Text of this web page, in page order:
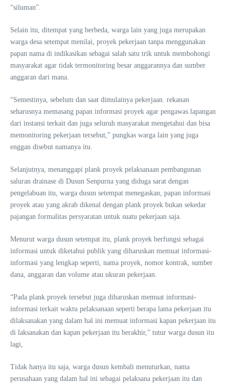
“siluman”.
Selain itu, ditempat yang berbeda, warga lain yang juga merupakan
warga desa setempat menilai, proyek pekerjaan tanpa menggunakan
papan nama di indikasikan sebagai salah satu trik untuk membohongi
masyarakat agar tidak termonitoring besar anggarannya dan sumber
anggaran dari mana.
“Semestinya, sebelum dan saat dimulainya pekerjaan. rekanan
seharusnya memasang papan informasi proyek agar pengawas lapangan
dari instansi terkait dan juga seluruh masyarakat mengetahui dan bisa
memonitoring pekerjaan tersebut,” pungkas warga lain yang juga
enggan disebut namanya itu.
Selanjutnya, menanggapi plank proyek pelaksanaan pembangunan
saluran drainase di Dusun Senpurna yang diduga sarat dengan
pengelabuan itu, warga dusun setempat menegaskan, papan informasi
proyek atau yang akrab dikenal dengan plank proyek bukan sekedar
pajangan formalitas persyaratan untuk suatu pekerjaan saja.
Menurut warga dusun setempat itu, plank proyek berfungsi sebagai
informasi untuk diketahui publik yang diharuskan memuat informasi-
informasi yang lengkap seperti, nama proyek, nomor kontrak, sumber
dana, anggaran dan volume atau ukuran pekerjaan.
“Pada plank proyek tersebut juga diharuskan memuat informasi-
informasi terkait waktu pelaksanaan seperti berapa lama pekerjaan itu
dilaksanakan yang dalam hal ini memuat informasi kapan pekerjaan itu
di laksanakan dan kapan pekerjaan itu berakhir,” tutur warga dusun itu
lagi,
Tidak hanya itu saja, warga dusun kembali menuturkan, nama
perusahaan yang dalam hal ini sebagai pelaksana pekerjaan itu dan